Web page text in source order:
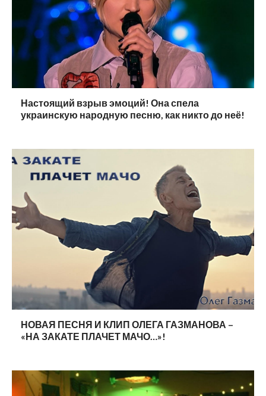
Настоящий взрыв эмоций! Она спела
украинскую народную песню, как никто до неё!
НОВАЯ ПЕСНЯ И КЛИП ОЛЕГА ГАЗМАНОВА –
«НА ЗАКАТЕ ПЛАЧЕТ МАЧО…»!